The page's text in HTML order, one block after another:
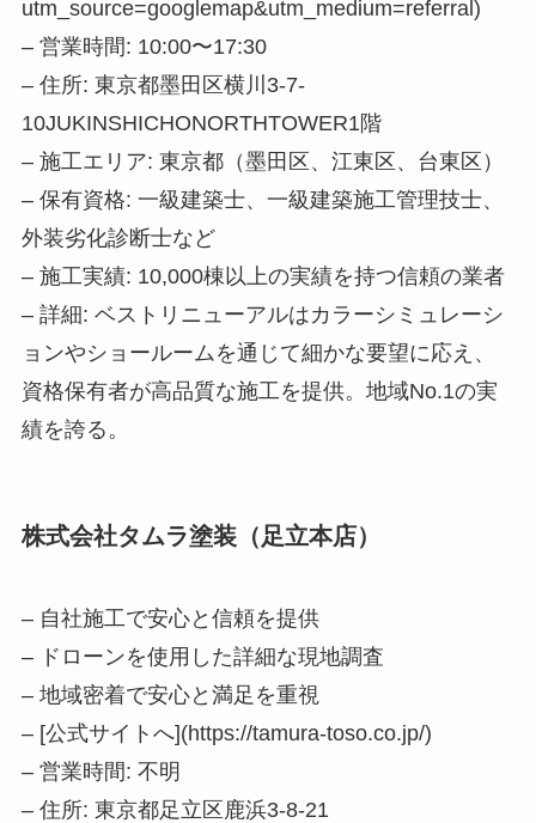
utm_source=googlemap&utm_medium=referral)
– 営業時間: 10:00〜17:30
– 住所: 東京都墨田区横川3-7-
10JUKINSHICHONORTHTOWER1階
– 施工エリア: 東京都（墨田区、江東区、台東区）
– 保有資格: 一級建築士、一級建築施工管理技士、
外装劣化診断士など
– 施工実績: 10,000棟以上の実績を持つ信頼の業者
– 詳細: ベストリニューアルはカラーシミュレーシ
ョンやショールームを通じて細かな要望に応え、
資格保有者が高品質な施工を提供。地域No.1の実
績を誇る。
株式会社タムラ塗装（足立本店）
– 自社施工で安心と信頼を提供
– ドローンを使用した詳細な現地調査
– 地域密着で安心と満足を重視
– [公式サイトへ](https://tamura-toso.co.jp/)
– 営業時間: 不明
– 住所: 東京都足立区鹿浜3-8-21